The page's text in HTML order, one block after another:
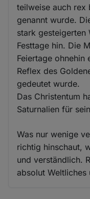
teilweise auch rex
genannt wurde.
stark gesteigerten
Festtage hin. Die
Feiertage ohnehin
Reflex des
gedeutet wurde.
Das Christentum
Saturnalien für
Was nur wenige
richtig hinschaut,
und verständlich.
absolut Weltliches